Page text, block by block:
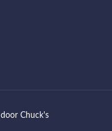
door Chuck's